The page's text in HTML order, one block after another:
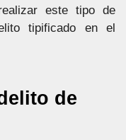
este tipo de
tipificado en el
de